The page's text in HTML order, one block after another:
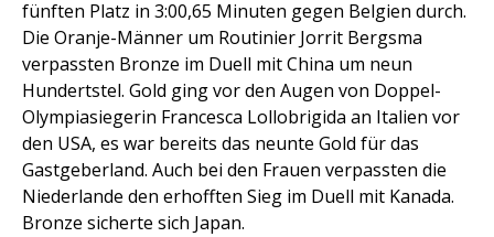
fünften Platz in 3:00,65 Minuten gegen Belgien durch.
Die Oranje-Männer um Routinier Jorrit Bergsma
verpassten Bronze im Duell mit China um neun
Hundertstel. Gold ging vor den Augen von Doppel-
Olympiasiegerin Francesca Lollobrigida an Italien vor
den USA, es war bereits das neunte Gold für das
Gastgeberland. Auch bei den Frauen verpassten die
Niederlande den erhofften Sieg im Duell mit Kanada.
Bronze sicherte sich Japan.